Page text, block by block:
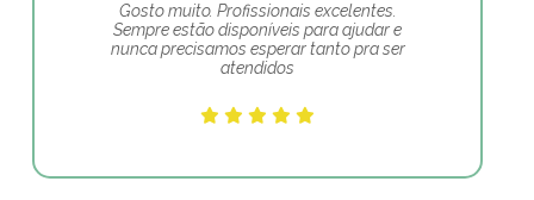
Gosto muito. Profissionais excelentes.
Sempre estão disponíveis para ajudar e
nunca precisamos esperar tanto pra ser
atendidos